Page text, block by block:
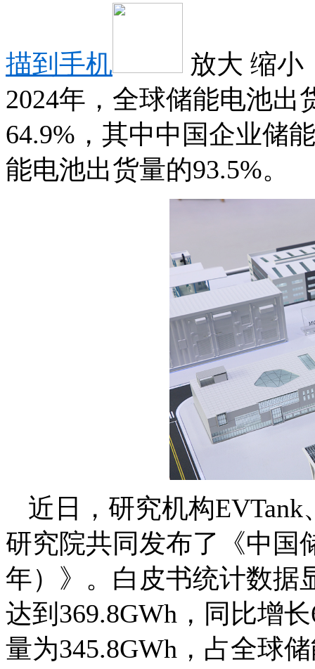
描到手机 放大 缩小
2024年，全球储能电池出
64.9%，其中中国企业储
能电池出货量的93.5%。
近日，研究机构
研究院共同发布了《中国
年）》。白皮书统计数据
达到369.8GWh，同比增
量为345.8GWh，占全球